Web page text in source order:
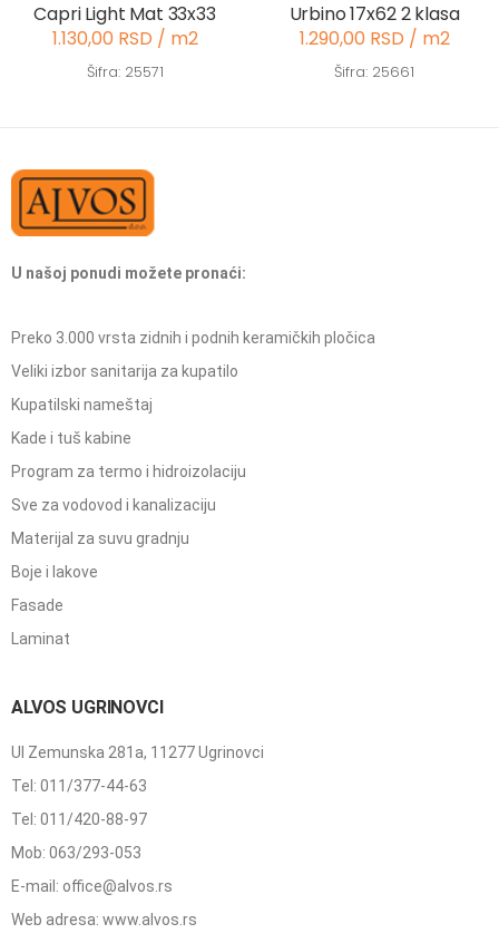
Capri Light Mat 33x33
1.130,00 RSD / m2
Šifra: 25571
Urbino 17x62 2 klasa
1.290,00 RSD / m2
Šifra: 25661
U našoj ponudi možete pronaći:
Preko 3.000 vrsta zidnih i podnih keramičkih pločica
Veliki izbor sanitarija za kupatilo
Kupatilski nameštaj
Kade i tuš kabine
Program za termo i hidroizolaciju
Sve za vodovod i kanalizaciju
Materijal za suvu gradnju
Boje i lakove
Fasade
Laminat
ALVOS UGRINOVCI
Ul Zemunska 281a, 11277 Ugrinovci
Tel: 011/377-44-63
Tel: 011/420-88-97
Mob: 063/293-053
E-mail: office@alvos.rs
Web adresa: www.alvos.rs